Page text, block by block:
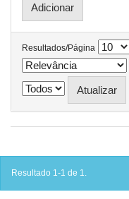
Resultados/Página
Resultado 1-1 de 1.